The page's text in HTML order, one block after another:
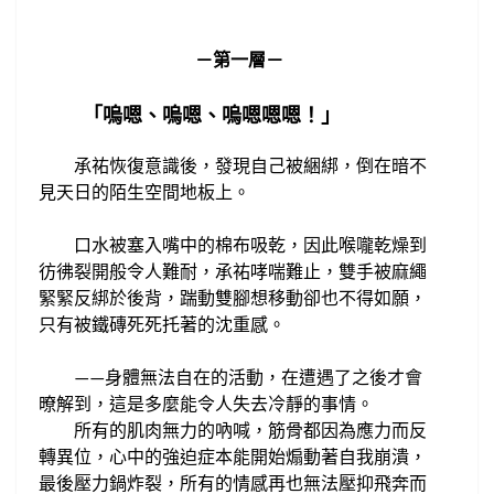
－第一層－
「嗚嗯、嗚嗯、嗚嗯嗯嗯！」
承祐恢復意識後，發現自己被綑綁 ，倒在暗不
見天日的陌生空間地板上。
口水被塞入嘴中的棉布吸乾，因此喉嚨乾燥到
彷彿裂開般令人難耐， 承祐哮喘難止 ，雙手被麻繩
緊緊反綁於後背， 踹動雙腳想移動卻也不得如願，
只有被鐵磚死死托著的沈重感。
——身體無法自在的活動，在遭遇了之後才會
暸解到 ，這是多麼能令人失去冷靜的事情 。
所有的肌肉無力的吶喊， 筋骨都因為應力而反
轉異位， 心中的強迫症本能開始煽動著自我崩潰 ，
最後壓力鍋炸裂，所有的情感再也無法壓抑飛奔而